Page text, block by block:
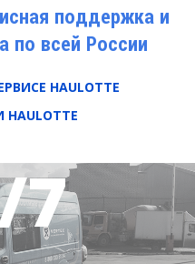
поддержка и
по всей России
HAULOTTE